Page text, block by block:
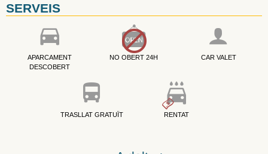
SERVEIS
APARCAMENT
DESCOBERT
NO OBERT 24H CAR VALET
TRASLLAT GRATUÏT RENTAT